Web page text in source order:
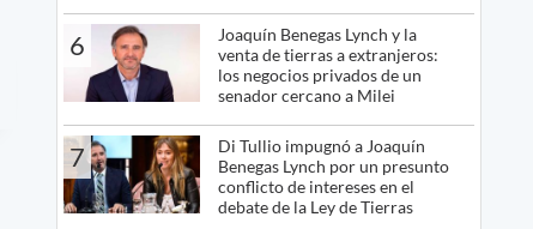
6
Joaquín Benegas Lynch y la
venta de tierras a extranjeros:
los negocios privados de un
senador cercano a Milei
7
Di Tullio impugnó a Joaquín
Benegas Lynch por un presunto
conflicto de intereses en el
debate de la Ley de Tierras